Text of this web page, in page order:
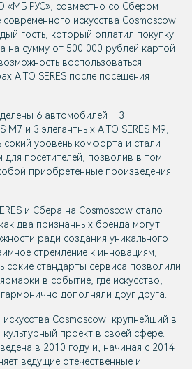
«МБ РУС», совместно со Сбером
искусства Cosmoscow
гость, который оплатил покупку
на сумму от 500 000 рублей картой
воспользоваться
AITO SERES после посещения
6 автомобилей – 3
M7 и 3 элегантных AITO SERES M9,
уровень комфорта и стали
посетителей, позволив в том
приобретенные произведения
и Сбера на Cosmoscow стало
два признанных бренда могут
ради создания уникального
стремление к инновациям,
стандарты сервиса позволили
в событие, где искусство,
дополняли друг друга.
Cosmoscow–крупнейший в
проект в своей сфере.
в 2010 году и, начиная с 2014
ведущие отечественные и